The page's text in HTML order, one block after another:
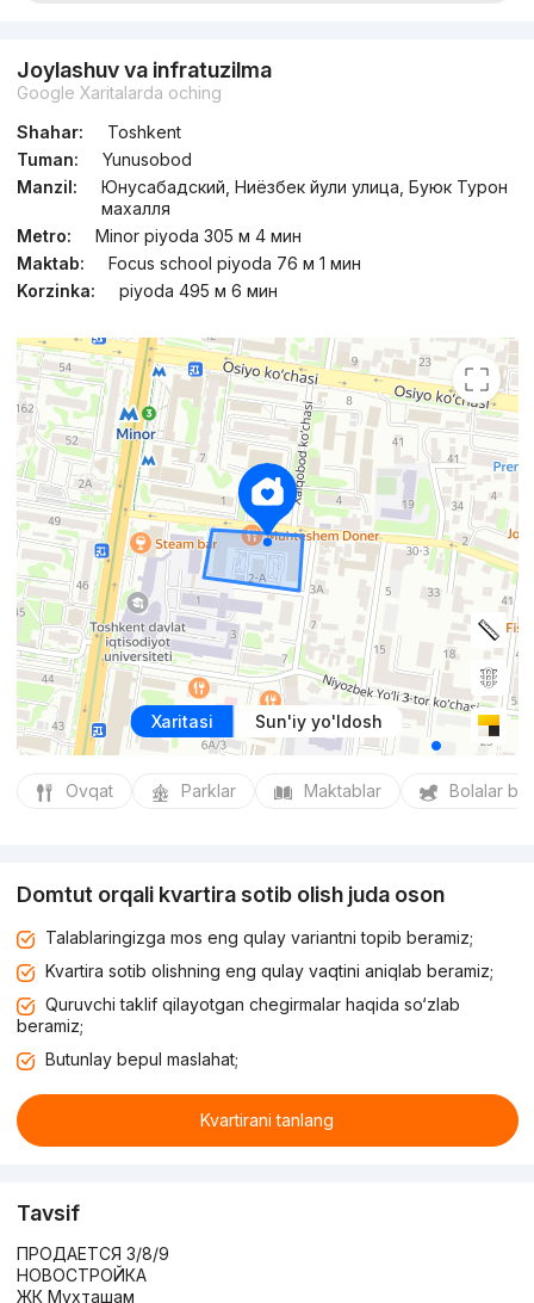
Joylashuv va infratuzilma
Google Xaritalarda oching
Shahar:
Toshkent
Tuman:
Yunusobod
Manzil:
Юнусабадский, Ниёзбек йули улица, Буюк Турон
махалля
Metro:
Minor piyoda 305 м 4 мин
Maktab:
Focus school piyoda 76 м 1 мин
Korzinka:
piyoda 495 м 6 мин
Xaritasi Sun'iy yo'ldosh
Ovqat Parklar Maktablar Bolalar
Domtut orqali kvartira sotib olish juda oson
Talablaringizga mos eng qulay variantni topib beramiz;
Kvartira sotib olishning eng qulay vaqtini aniqlab beramiz;
Quruvchi taklif qilayotgan chegirmalar haqida so‘zlab
beramiz;
Butunlay bepul maslahat;
Kvartirani tanlang
Tavsif
ПРОДАЕТСЯ 3/8/9
НОВОСТРОЙКА
ЖК Мухташам